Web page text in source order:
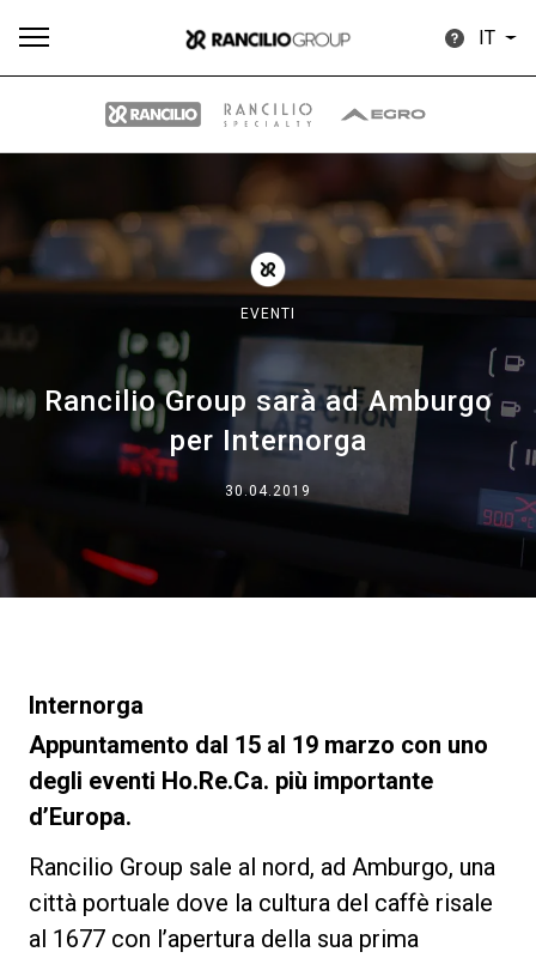
IT
EVENTI
Rancilio Group sarà ad Amburgo
per Internorga
30.04.2019
Internorga
Appuntamento dal 15 al 19 marzo con uno
degli eventi Ho.Re.Ca. più importante
d’Europa.
Rancilio Group sale al nord, ad Amburgo, una
città portuale dove la cultura del caffè risale
al 1677 con l’apertura della sua prima
Tutti Prodotti News Download Altro
Brand
News
I nostri Lab
Sostenibilità
Connect